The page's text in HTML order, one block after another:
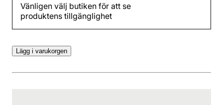
Vänligen välj butiken för att se
produktens tillgänglighet
Lägg i varukorgen